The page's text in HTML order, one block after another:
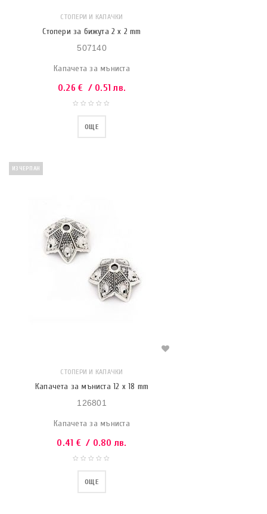
СТОПЕРИ И КАПАЧКИ
Стопери за бижута 2 х 2 mm
507140
Капачета за мъниста
0.26€ / 0.51 лв.
ОЩЕ
ИЗЧЕРПАН
СТОПЕРИ И КАПАЧКИ
Капачета за мъниста 12 x 18 mm
126801
Капачета за мъниста
0.41 € / 0.80 лв.
ОЩЕ